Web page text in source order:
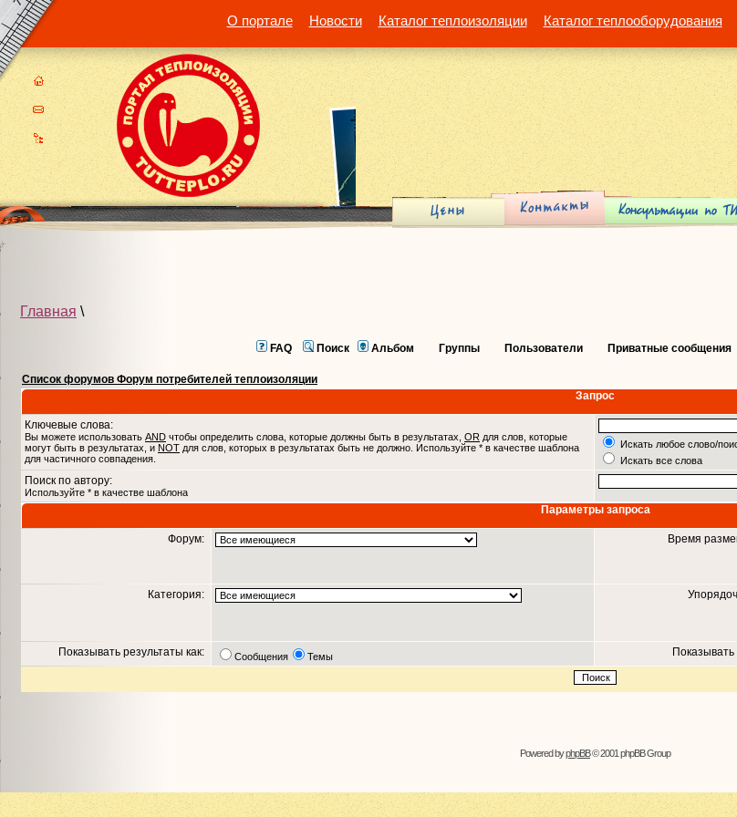
О портале Новости Каталог теплоизоляции Каталог теплооборудования
Главная \
FAQ Поиск Альбом Группы Пользователи Приватные сообщения
Список форумов Форум потребителей теплоизоляции
Запрос
Ключевые слова:
Вы можете использовать AND чтобы определить слова, которые должны быть в результатах, OR для слов, которые
могут быть в результатах, и NOT для слов, которых в результатах быть не должно. Используйте * в качестве шаблона
для частичного совпадения.
Искать любое слово/
Искать все слова
Поиск по автору:
Используйте * в качестве шаблона
Параметры запроса
Форум: Время
Категория:
Показывать результаты как: Сообщения Темы
Powered byphpBB© 2001 phpBB Group